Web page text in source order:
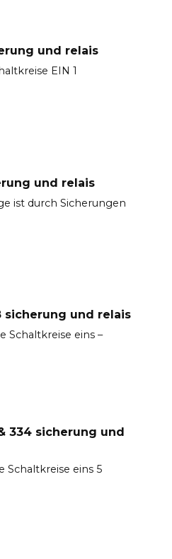
und relais
EIN 1
und relais
ist durch Sicherungen
sicherung und relais
Schaltkreise eins –
334 sicherung und
Schaltkreise eins 5